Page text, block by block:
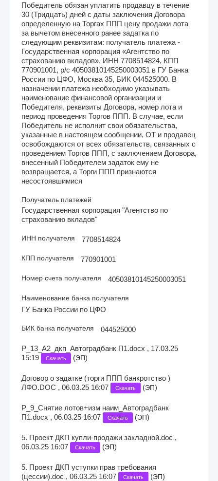
Победитель обязан уплатить продавцу в течение
30 (Тридцать) дней с даты заключения Договора
определенную на Торгах ППП цену продажи лота
за вычетом внесенного ранее задатка по
следующим реквизитам: получатель платежа -
Государственная корпорация «Агентство по
страхованию вкладов», ИНН 7708514824, КПП
770901001, р/с 40503810145250003051 в ГУ Банка
России по ЦФО, Москва 35, БИК 044525000. В
назначении платежа необходимо указывать
наименование финансовой организации и
Победителя, реквизиты Договора, номер лота и
период проведения Торгов ППП. В случае, если
Победитель не исполнит свои обязательства,
указанные в настоящем сообщении, ОТ и продавец
освобождаются от всех обязательств, связанных с
проведением Торгов ППП, с заключением Договора,
внесенный Победителем задаток ему не
возвращается, а Торги ППП признаются
несостоявшимися
Получатель платежей
Государственная корпорация "Агентство по
страхованию вкладов"
ИНН получателя 7708514824
КПП получателя 770901001
Номер счета получателя 40503810145250003051
Наименование банка получателя
ГУ Банка России по ЦФО
БИК банка получателя 044525000
Р_13_A2_дкп_Автоградбанк П1.docx , 17.03.25
15:19
Скачать (ЭП)
Договор о задатке (торги ППП банкротство )
ЛФО.DOC , 06.03.25 16:07
Скачать (ЭП)
Р_9_Снятие лотов+изм наим_Автоградбанк
П1.docx , 06.03.25 16:07
Скачать (ЭП)
5. Проект ДКП купли-продажи закладной.doc ,
06.03.25 16:07
Скачать (ЭП)
5. Проект ДКП уступки прав требования
(цессии).doc , 06.03.25 16:07
Скачать (ЭП)